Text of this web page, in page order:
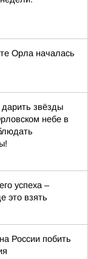
Орла началась
звёзды
небе в
успеха –
это взять
России побить